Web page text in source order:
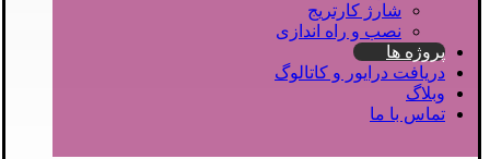
شارژ کارتریج
نصب و راه اندازی
پروژه ها
دریافت درایور و کاتالوگ
وبلاگ
تماس با ما